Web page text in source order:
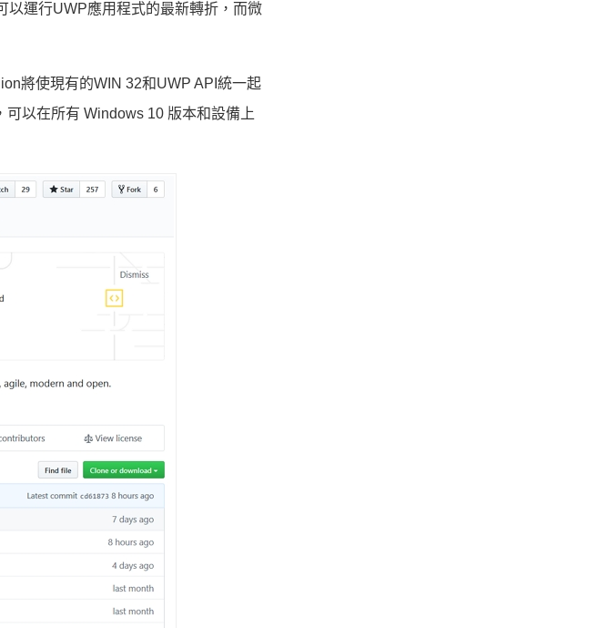
以運行UWP應用程式的最新轉折，而微
將使現有的WIN 32和UWP API統一起
以在所有 Windows 10 版本和設備上